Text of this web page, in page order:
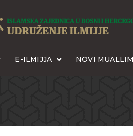
E-ILMIJJA NOVI MUALLIM